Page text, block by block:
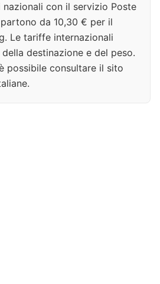
con il servizio Poste
da 10,30 € per il
Le tariffe internazionali
destinazione e del peso.
possibile consultare il sito